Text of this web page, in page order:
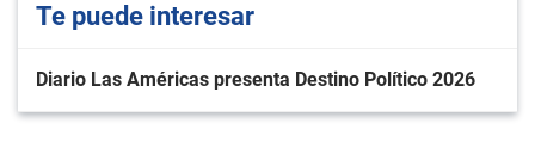
Te puede interesar
Diario Las Américas presenta Destino Político 2026